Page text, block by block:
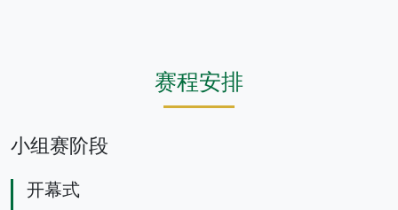
赛程安排
小组赛阶段
开幕式